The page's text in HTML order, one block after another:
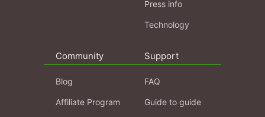
Press info
Technology
Community
Blog
Affiliate Program
Support
FAQ
Guide to guide